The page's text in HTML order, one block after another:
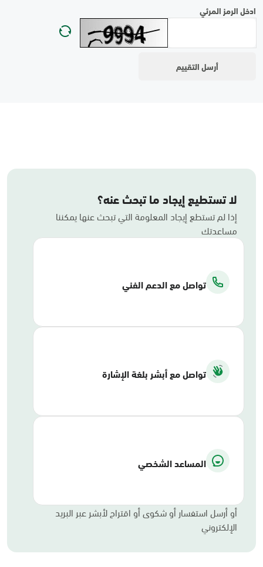
ادخل الرمز المرئي
لا تستطيع إيجاد ما تبحث عنه؟
إذا لم تستطع إيجاد المعلومة التي تبحث عنها يمكننا
مساعدتك
تواصل مع الدعم الفني
تواصل مع أبشر بلغة الإشارة
المساعد الشخصي
أو أرسل استفسار أو شكوى أو اقتراح لأبشر عبر البريد
الإلكتروني